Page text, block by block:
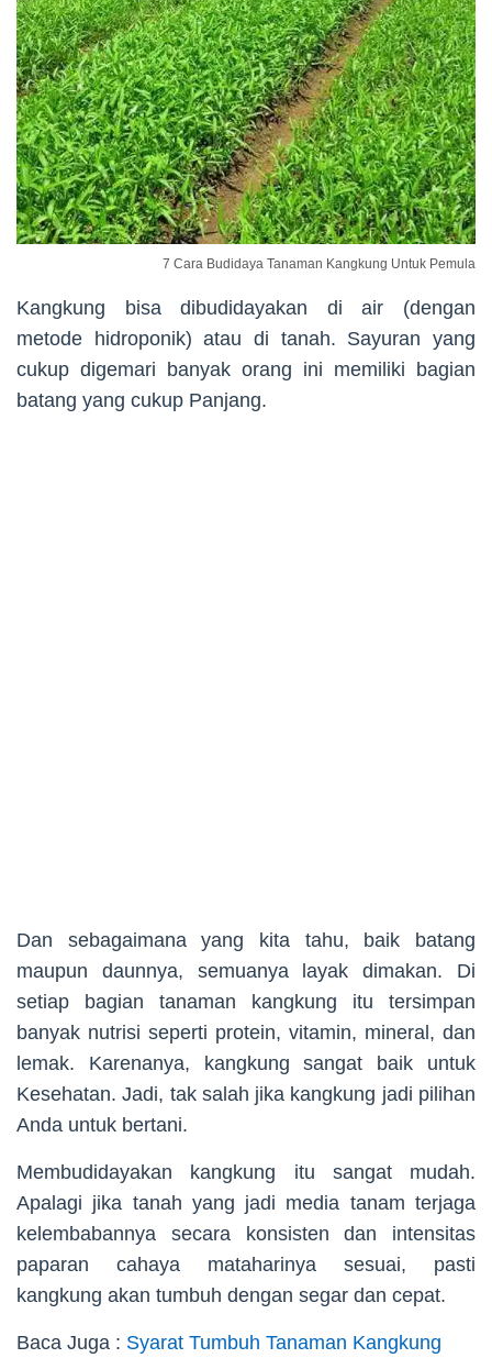
7 Cara Budidaya Tanaman Kangkung Untuk Pemula
Kangkung bisa dibudidayakan di air (dengan
metode hidroponik) atau di tanah. Sayuran yang
cukup digemari banyak orang ini memiliki bagian
batang yang cukup Panjang.
Dan sebagaimana yang kita tahu, baik batang
maupun daunnya, semuanya layak dimakan. Di
setiap bagian tanaman kangkung itu tersimpan
banyak nutrisi seperti protein, vitamin, mineral, dan
lemak. Karenanya, kangkung sangat baik untuk
Kesehatan. Jadi, tak salah jika kangkung jadi pilihan
Anda untuk bertani.
Membudidayakan kangkung itu sangat mudah.
Apalagi jika tanah yang jadi media tanam terjaga
kelembabannya secara konsisten dan intensitas
paparan cahaya mataharinya sesuai, pasti
kangkung akan tumbuh dengan segar dan cepat.
Baca Juga : Syarat Tumbuh Tanaman Kangkung